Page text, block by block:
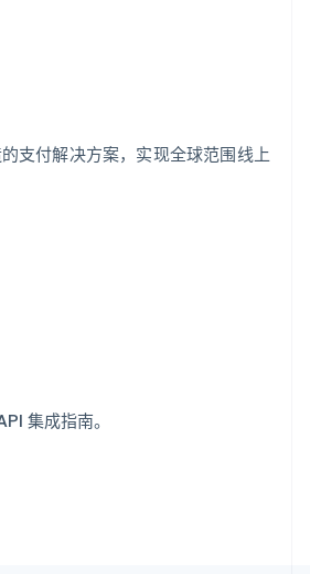
支付解决方案，实现全球范围线上
集成指南。